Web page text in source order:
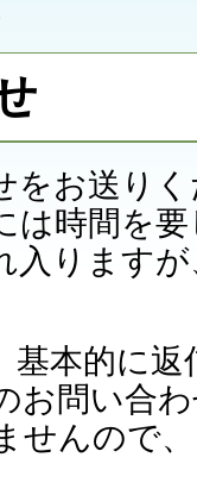
をお送り
は時間を
入ります
基本的に
お問い合
せんので